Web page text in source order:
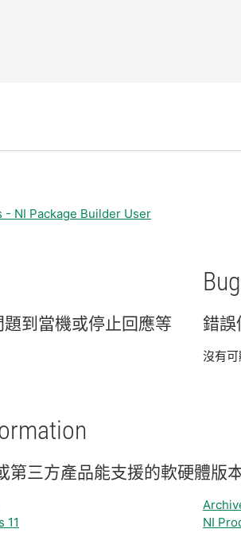
- NI Package Builder User
題到 當機或停止 回應等
錯誤
沒有
第三方產品能支援的軟硬體版
11
NI